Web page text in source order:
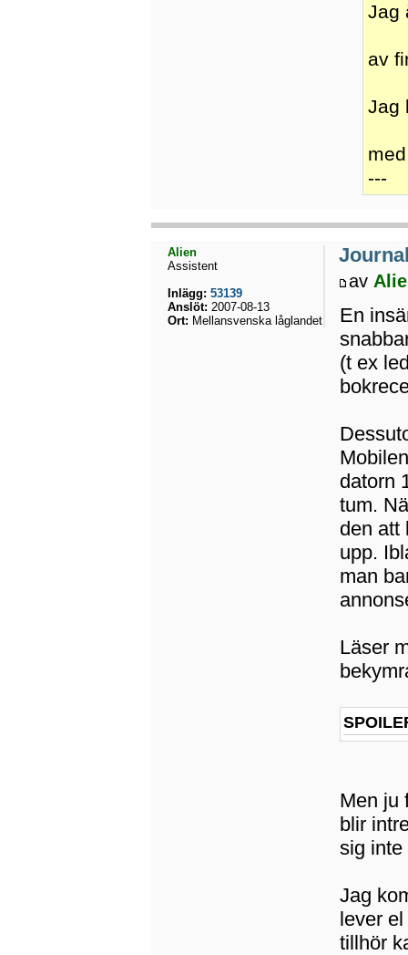
Jag
av
Jag
---
av
En
(t ex
datorn
tum.
den att
upp.
man
Läser
Men ju
blir
sig inte
Jag
lever
tillhör
Alien
Assistent
Inlägg: 53139
Anslöt: 2007-08-13
Ort: Mellansvenska låglandet